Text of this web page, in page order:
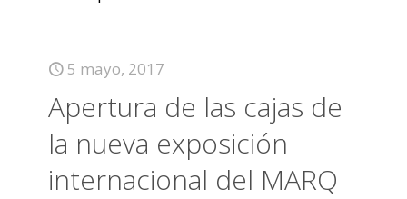
5 mayo, 2017
Apertura de las cajas de
la nueva exposición
internacional del MARQ